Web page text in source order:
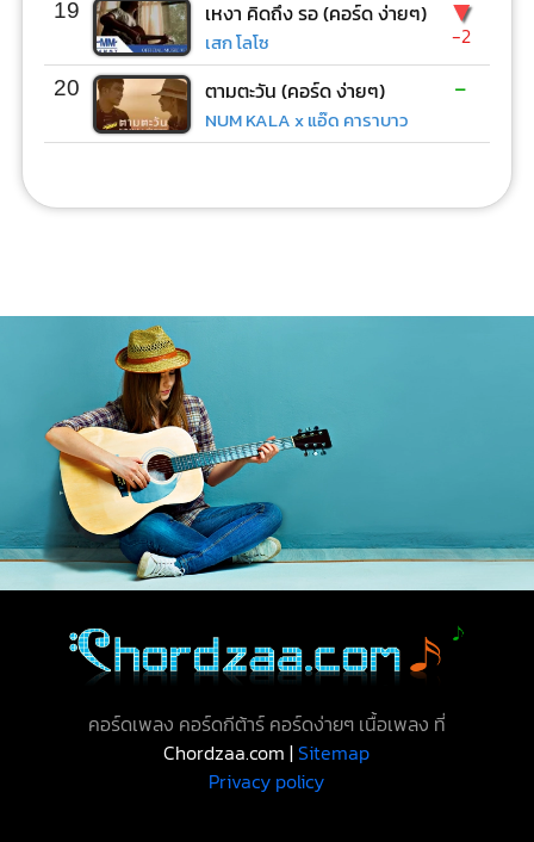
19 เหงา คิดถึง รอ (คอร์ด ง่ายๆ)
เสก โลโซ
▼
-2
20 ตามตะวัน (คอร์ด ง่ายๆ)
NUM KALA x แอ๊ด คาราบาว
-
คอร์ดเพลง คอร์ดกีต้าร์ คอร์ดง่ายๆ เนื้อเพลง ที่
Chordzaa.com |Sitemap
Privacy policy